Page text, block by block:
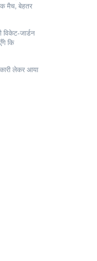
मैच, बेहतर
कि
लेकर आया